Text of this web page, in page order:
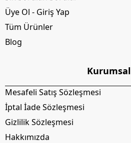
Üye Ol - Giriş Yap
Tüm Ürünler
Blog
Kurumsal
Mesafeli Satış Sözleşmesi
İptal İade Sözleşmesi
Gizlilik Sözleşmesi
Hakkımızda